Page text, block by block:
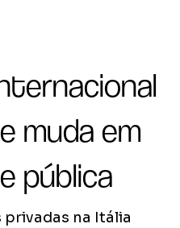
muda em
pública
na Itália